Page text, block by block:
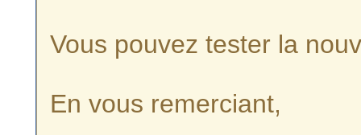
Vous pouvez tester la
En vous remerciant,